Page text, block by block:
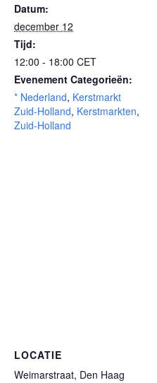
Datum:
december 12
Tijd:
12:00 - 18:00 CET
Evenement Categorieën:
* Nederland, Kerstmarkt
Zuid-Holland, Kerstmarkten,
Zuid-Holland
LOCATIE
Weimarstraat, Den Haag